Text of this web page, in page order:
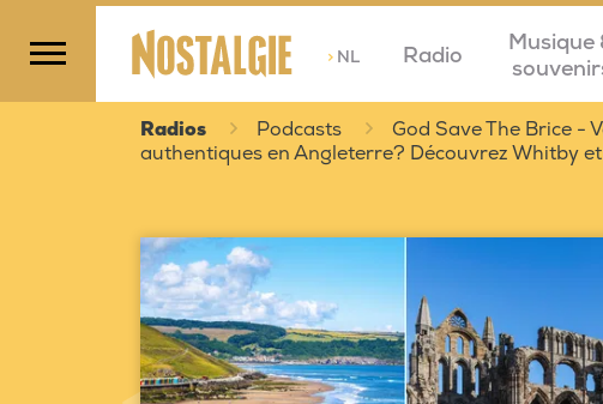
>NL Radio
Musique
Radios Podcasts God Save The Brice -
authentiques en Angleterre? Découvrez Whitby